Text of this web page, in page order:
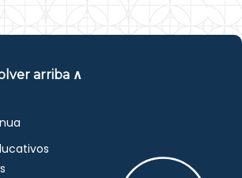
arriba ∧